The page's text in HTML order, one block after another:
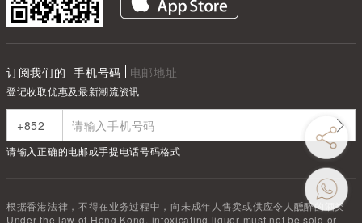
订阅我们的 手机号码 电邮地址
登记收取优惠及最新潮流资讯
请输入正确的电邮或手提电话号码格式
根据香港法律，不得在业务过程中，向未成年人售卖或供应令人醺醉的酒类
Under the law of Hong Kong, intoxicating liquor must not be sold or